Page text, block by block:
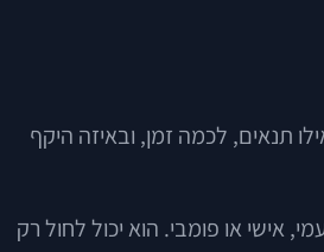
תנאים, לכמה זמן, ובאיזה היקף
אישי או פומבי. הוא יכול לחול רק